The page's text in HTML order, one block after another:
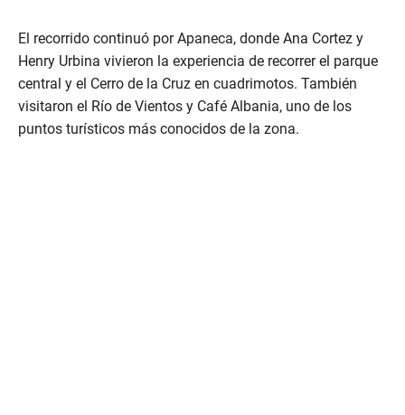
El recorrido continuó por Apaneca, donde Ana Cortez y
Henry Urbina vivieron la experiencia de recorrer el parque
central y el Cerro de la Cruz en cuadrimotos. También
visitaron el Río de Vientos y Café Albania, uno de los
puntos turísticos más conocidos de la zona.